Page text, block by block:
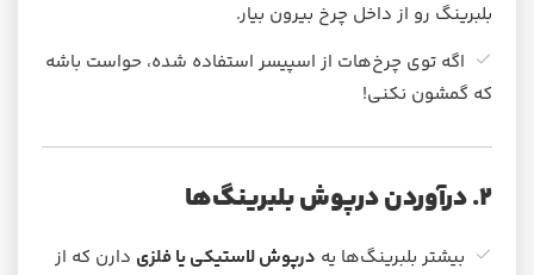
بلبرینگ رو از داخل چرخ بیرون بیار.
اگه توی چرخ‌هات از اسپیسر استفاده شده، حواست باشه
که گمشون نکنی!
۲. درآوردن درپوش بلبرینگ‌ها
بیشتر بلبرینگ‌ها یه درپوش لاستیکی یا فلزی دارن که از